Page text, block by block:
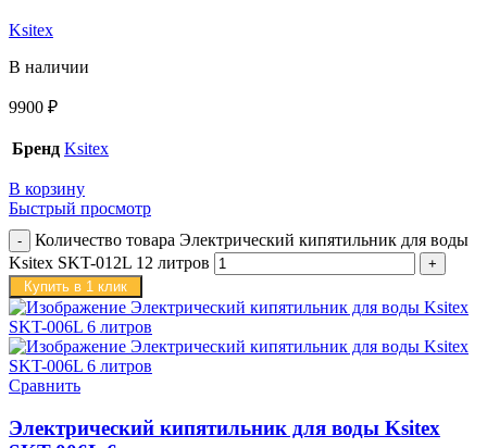
Ksitex
В наличии
9900 ₽
Бренд Ksitex
В корзину
Быстрый просмотр
Количество товара Электрический кипятильник для воды
Ksitex SKT-012L 12 литров
Купить в 1 клик
Сравнить
Электрический кипятильник для воды Ksitex